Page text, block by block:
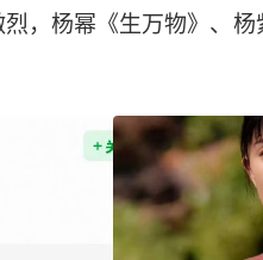
，杨幂《生万物》、